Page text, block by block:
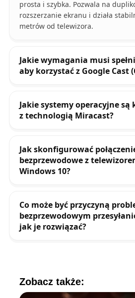
prosta i szybka. Pozwala na
rozszerzanie ekranu i działa
metrów od telewizora.
Jakie wymagania musi
aby korzystać z Google Cast
Jakie systemy operacyjne
z technologią Miracast?
Jak skonfigurować
bezprzewodowe z
Windows 10?
Co może być przyczyną
bezprzewodowym
jak je rozwiązać?
Zobacz także: